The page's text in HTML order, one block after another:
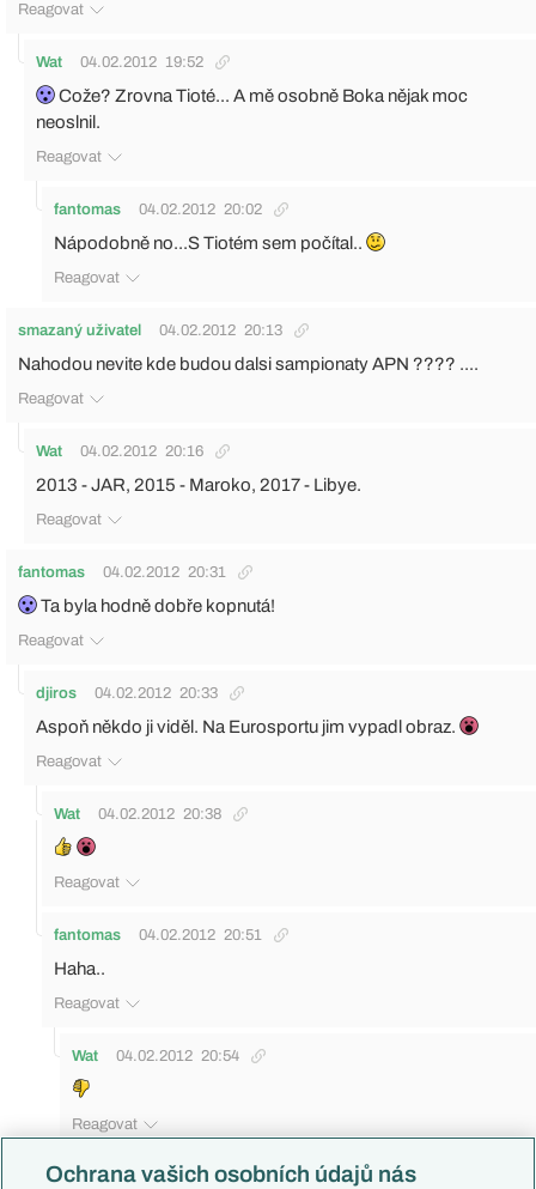
Reagovat
Wat 04.02.2012 19:52
Cože? Zrovna Tioté... A mě osobně Boka nějak moc
neoslnil.
Reagovat
fantomas 04.02.2012 20:02
Nápodobně no...S Tiotém sem počítal..
Reagovat
smazaný uživatel 04.02.2012 20:13
Nahodou nevite kde budou dalsi sampionaty APN ???? ....
Reagovat
Wat 04.02.2012 20:16
2013 - JAR, 2015 - Maroko, 2017 - Libye.
Reagovat
fantomas 04.02.2012 20:31
Ta byla hodně dobře kopnutá!
Reagovat
djiros 04.02.2012 20:33
Aspoň někdo ji viděl. Na Eurosportu jim vypadl obraz.
Reagovat
Wat 04.02.2012 20:38
Reagovat
fantomas 04.02.2012 20:51
Haha..
Reagovat
Wat 04.02.2012 20:54
Reagovat
fantomas 04.02.2012 20:54
Ochrana vašich osobních údajů nás